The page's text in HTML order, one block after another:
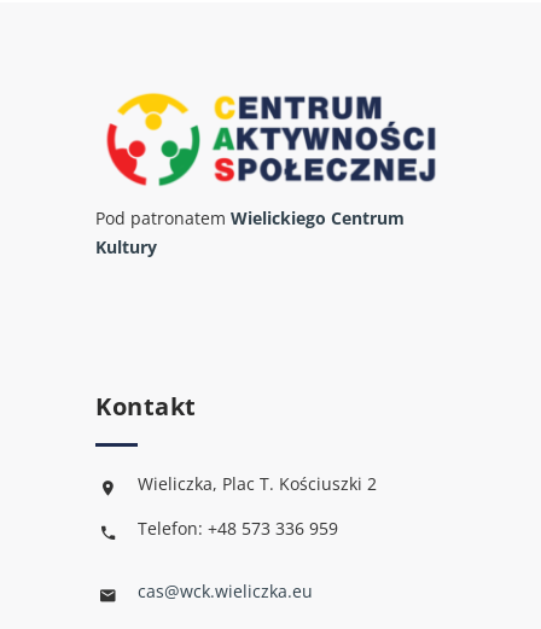
Pod patronatem Wielickiego Centrum
Kultury
Kontakt
Wieliczka, Plac T. Kościuszki 2
Telefon: +48 573 336 959
cas@wck.wieliczka.eu